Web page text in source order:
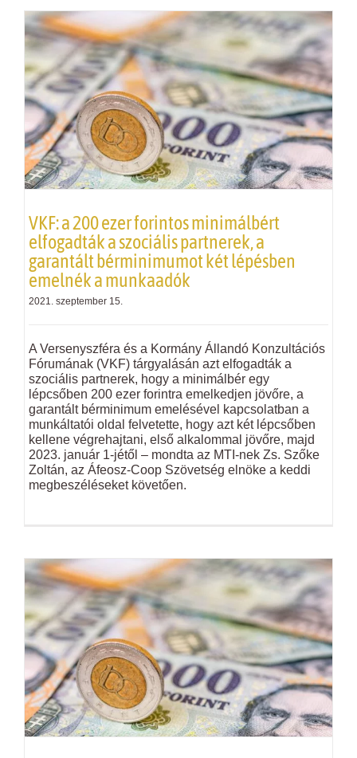
VKF: a 200 ezer forintos minimálbért
elfogadták a szociális partnerek, a
garantált bérminimumot két lépésben
emelnék a munkaadók
2021. szeptember 15.
A Versenyszféra és a Kormány Állandó Konzultációs
Fórumának (VKF) tárgyalásán azt elfogadták a
szociális partnerek, hogy a minimálbér egy
lépcsőben 200 ezer forintra emelkedjen jövőre, a
garantált bérminimum emelésével kapcsolatban a
munkáltatói oldal felvetette, hogy azt két lépcsőben
kellene végrehajtani, első alkalommal jövőre, majd
2023. január 1-jétől – mondta az MTI-nek Zs. Szőke
Zoltán, az Áfeosz-Coop Szövetség elnöke a keddi
megbeszéléseket követően.